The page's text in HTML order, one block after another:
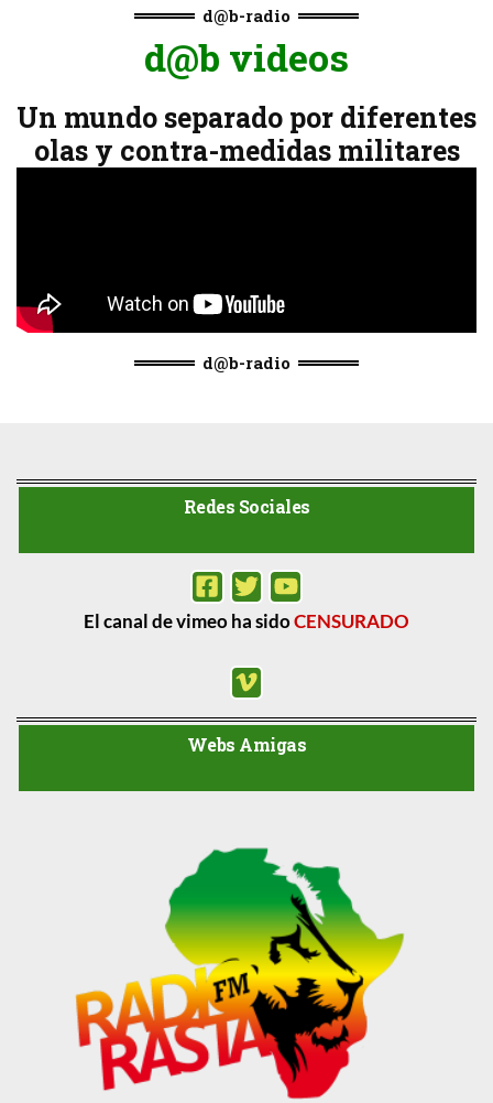
d@b-radio
d@b videos
Un mundo separado por diferentes
olas y contra-medidas militares
d@b-radio
Redes Sociales
El canal de vimeo ha sidoCENSURADO
Webs Amigas